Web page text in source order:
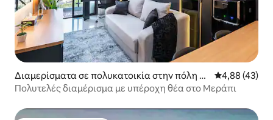
Διαμερίσματα σε πολυκατοικία στην πόλη K
ecamatan Ngaglik
Μέση
4,88 (43)
Πολυτελές διαμέρισμα με υπέροχη θέα στο Μεράπι